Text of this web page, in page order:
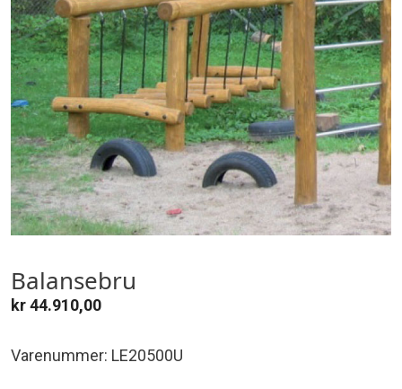
Balansebru
kr44.910,00
Varenummer: LE20500U